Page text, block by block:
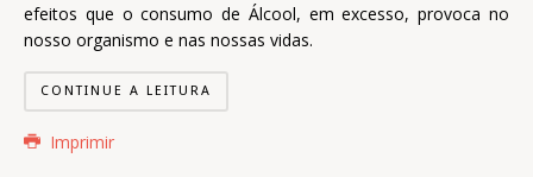
efeitos que o consumo de Álcool, em excesso, provoca no
nosso organismo e nas nossas vidas.
CONTINUE A LEITURA
Imprimir